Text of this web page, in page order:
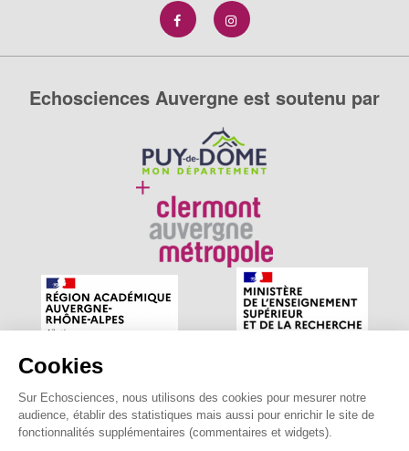
Cookies
Sur Echosciences, nous utilisons des cookies pour mesurer notre
audience, établir des statistiques mais aussi pour enrichir le site de
fonctionnalités supplémentaires (commentaires et widgets).
Echosciences Auvergne est soutenu par
Echosciences Auvergne est le réseau social des amateurs
de sciences et de technologies du territoire. Propulsé par
astu'sciences.